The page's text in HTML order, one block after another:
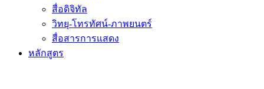
สื่อดิจิทัล
วิทยุ-โทรทัศน์-ภาพยนตร์
สื่อสารการแสดง
หลักสูตร